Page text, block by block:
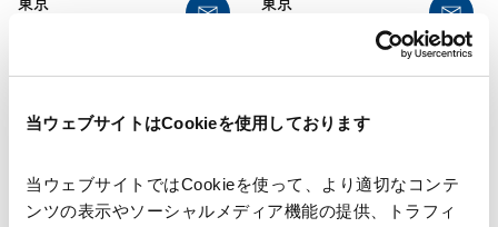
当ウェブサイトはCookieを使用しております
当ウェブサイトではCookieを使って、より適切なコンテ
ンツの表示やソーシャルメディア機能の提供、トラフィ